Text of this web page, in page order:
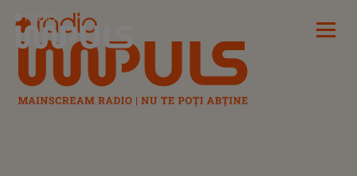
Radio Impuls